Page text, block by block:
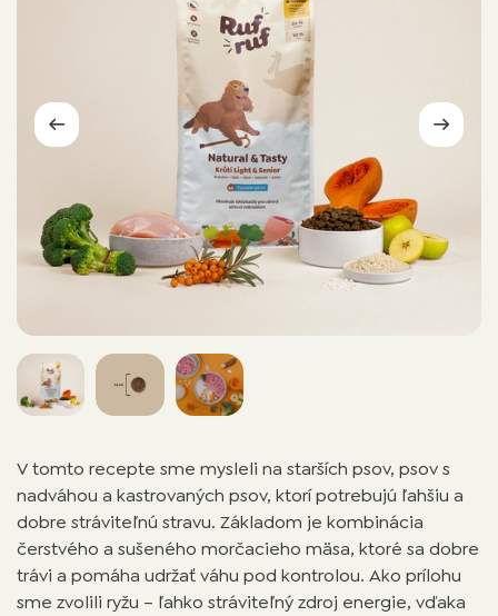
V tomto recepte sme mysleli na starších psov, psov s
nadváhou a kastrovaných psov, ktorí potrebujú ľahšiu a
dobre stráviteľnú stravu. Základom je kombinácia
čerstvého a sušeného morčacieho mäsa, ktoré sa dobre
trávi a pomáha udržať váhu pod kontrolou. Ako prílohu
sme zvolili ryžu – ľahko stráviteľný zdroj energie, vďaka